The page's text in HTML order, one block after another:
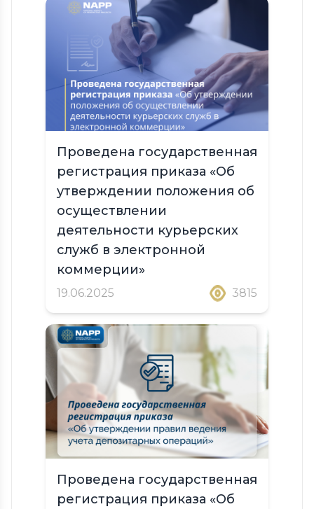
Проведена государственная
регистрация приказа «Об
утверждении положения об
осуществлении
деятельности курьерских
служб в электронной
коммерции»
19.06.2025 3815
Проведена государственная
регистрация приказа «Об